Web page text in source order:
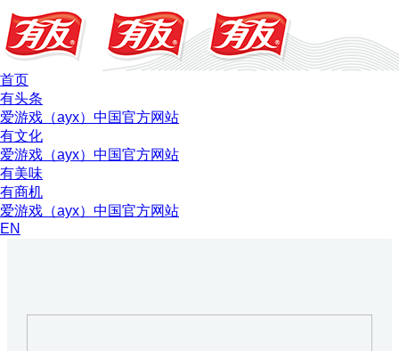
首页
有头条
爱游戏（ayx）中国官方网站
有文化
爱游戏（ayx）中国官方网站
有美味
有商机
爱游戏（ayx）中国官方网站
EN